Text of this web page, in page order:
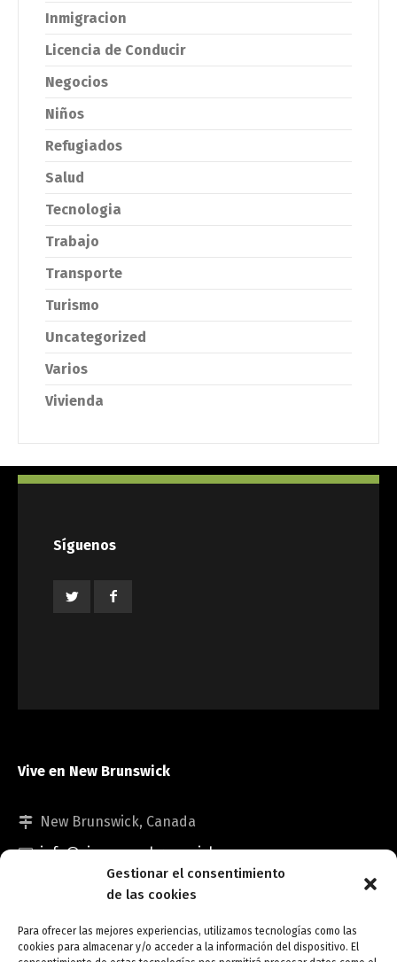
Gestionar el consentimiento
de las cookies
Para ofrecer las mejores experiencias, utilizamos tecnologías como las
cookies para almacenar y/o acceder a la información del dispositivo. El
Inmigracion
Licencia de Conducir
Negocios
Niños
Refugiados
Salud
Tecnologia
Trabajo
Transporte
Turismo
Uncategorized
Varios
Vivienda
Síguenos
Vive en New Brunswick
New Brunswick, Canada
info@viveennewbrunswick.com